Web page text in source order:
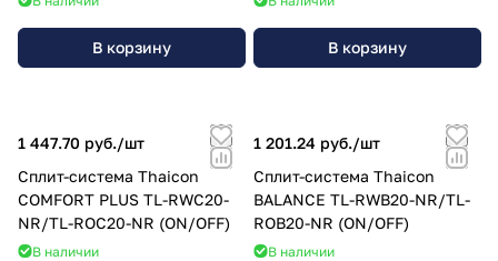
В корзину В корзину
1 447.70 руб./шт
Сплит-система Thaicon
COMFORT PLUS TL-RWC20-
NR/TL-ROC20-NR (ON/OFF)
В наличии
1 201.24 руб./шт
Сплит-система Thaicon
BALANCE TL-RWB20-NR/TL-
ROB20-NR (ON/OFF)
В наличии